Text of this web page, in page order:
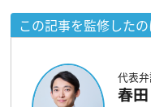
この記事を監修した
代表
春